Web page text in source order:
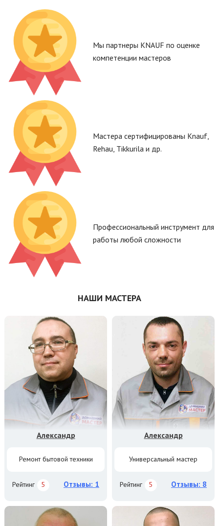
Мы партнеры KNAUF по оценке
компетенции мастеров
Мастера сертифицированы Knauf,
Rehau, Tikkurila и др.
Профессиональный инструмент для
работы любой сложности
НАШИ МАСТЕРА
Александр
Ремонт бытовой техники
Рейтинг 5 Отзывы: 1
Александр
Универсальный мастер
Рейтинг 5 Отзывы: 8